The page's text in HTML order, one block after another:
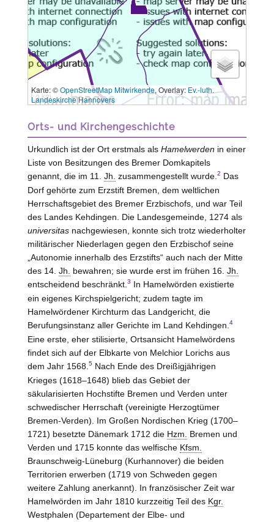
3 km
Karte: ©OpenStreetMap Mitwirkende, Overlay: Ev.-luth.
Landeskirche Hannovers
Orts- und Kirchengeschichte
Urkundlich ist der Ort erstmals als Hamelwerden in einer
Liste von Besitzungen des Bremer Domkapitels
genannt, die im 11. Jh. zusammengestellt wurde. 2 Das
Dorf gehörte zum Erzstift Bremen , dem weltlichen
Herrschaftsgebiet des Bremer Erzbischofs, und war Teil
des Landes Kehdingen . Die Landesgemeinde, 1274 als
universitasnachgewiesen, konnte sich trotz wiederholter
militärischer Niederlagen gegen den Erzbischof seine
„Autonomie innerhalb des Erzstifts“ auch nach der Mitte
des 14. Jh. bewahren; sie wurde erst im frühen 16. Jh.
entscheidend beschränkt. 3 In Hamelwörden existierte
ein eigenes Kirchspielgericht; zudem tagte im
Hamelwördener Kirchturm das Landgericht, die
Berufungsinstanz aller Gerichte im Land Kehdingen 4
Eine erste, eher stilisierte, Ortsansicht Hamelwördens
findet sich auf der Elbkarte von Melchior Lorichs aus
dem Jahr 1568. 5Nach Ende des Dreißigjährigen
Krieges (1618–1648) blieb das Gebiet der
säkularisierten Hochstifte Bremen und Verden unter
schwedischer Herrschaft (vereinigte Herzogtümer
Bremen-Verden). Im Großen Nordischen Krieg (1700–
1721) besetzte Dänemark 1712 die Hzm.
Bremen und
Verden und 1715 konnte das welfische Kfsm.
Braunschweig-Lüneburg (Kurhannover) die beiden
Territorien erwerben (1719 von Schweden gegen
weitere Zahlung anerkannt). In französischer Zeit war
Hamelwörden im Jahr 1810 kurzzeitig Teil des Kgr.
Westphalen (Departement der Elbe- und